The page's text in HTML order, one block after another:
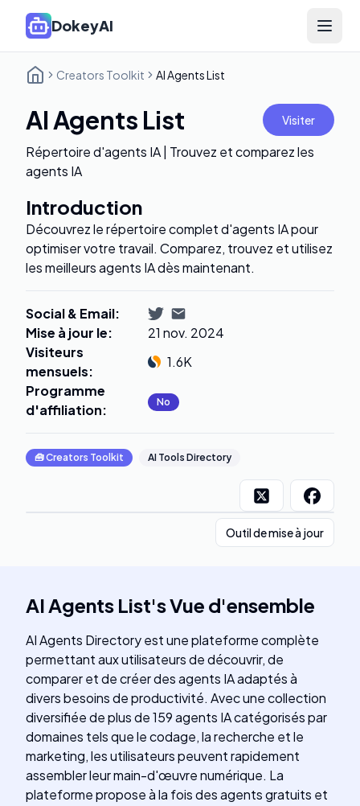
DokeyAI Open
Creators Toolkit AI Agents List
AI Agents List Visiter
Répertoire d'agents IA | Trouvez et comparez les
agents IA
Introduction
Découvrez le répertoire complet d'agents IA pour
optimiser votre travail. Comparez, trouvez et utilisez
les meilleurs agents IA dès maintenant.
Social & Email:
Mise à jour le:
21 nov. 2024
Visiteurs
mensuels:
1.6K
Programme
d'affiliation: No
🧰Creators Toolkit AI Tools Directory
Outil de mise à jour
AI Agents List'sVue d'ensemble
AI Agents Directory est une plateforme complète
permettant aux utilisateurs de découvrir, de
comparer et de créer des agents IA adaptés à
divers besoins de productivité. Avec une collection
diversifiée de plus de 159 agents IA catégorisés par
domaines tels que le codage, la recherche et le
marketing, les utilisateurs peuvent rapidement
assembler leur main-d'œuvre numérique. La
plateforme propose à la fois des agents gratuits et